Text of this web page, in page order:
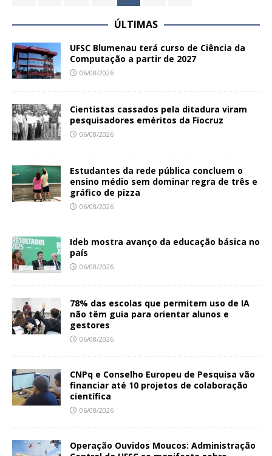
ÚLTIMAS
UFSC Blumenau terá curso de Ciência da
Computação a partir de 2027
06/08/2026
Cientistas cassados pela ditadura viram
pesquisadores eméritos da Fiocruz
06/08/2026
Estudantes da rede pública concluem o
ensino médio sem dominar regra de três e
gráfico de pizza
06/08/2026
Ideb mostra avanço da educação básica no
país
06/08/2026
78% das escolas que permitem uso de IA
não têm guia para orientar alunos e
gestores
06/08/2026
CNPq e Conselho Europeu de Pesquisa vão
financiar até 10 projetos de colaboração
científica
06/08/2026
Operação Ouvidos Moucos: Administração